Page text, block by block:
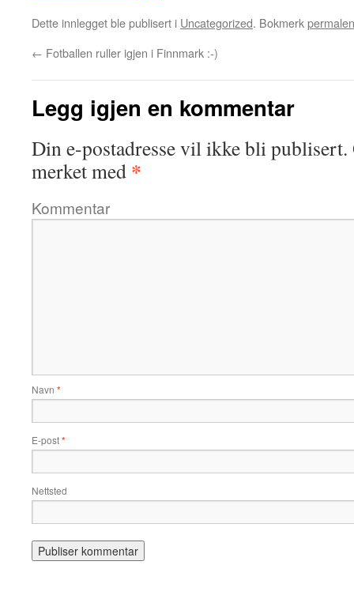
Dette innlegget ble publisert i Uncategorized. Bokmerk
← Fotballen ruller igjen i Finnmark :-)
Legg igjen en kommentar
Din e-postadresse vil ikke bli publisert.
merket med *
Kommentar
Navn *
E-post*
Nettsted